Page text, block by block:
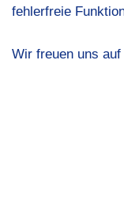
fehlerfreie
Wir freuen uns